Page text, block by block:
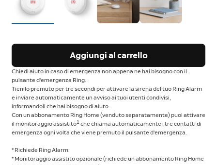
Aggiungi al carrello
Chiedi aiuto in caso di emergenza non appena ne hai bisogno con il
pulsante d'emergenza Ring.
Tienilo premuto per tre secondi per attivare la sirena del tuo Ring Alarm
e inviare automaticamente un avviso ai tuoi utenti condivisi,
informandoli che hai bisogno di aiuto.
Con un abbonamento Ring Home (venduto separatamente) puoi attivare
il monitoraggio assistito1 che chiama automaticamente i tre contatti di
emergenza ogni volta che viene premuto il pulsante d'emergenza.
* Richiede Ring Alarm.
* Monitoraggio assistito opzionale (richiede un abbonamento Ring Home